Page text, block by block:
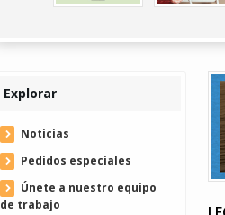
Explorar
Noticias
Pedidos especiales
Únete a nuestro equipo
de trabajo